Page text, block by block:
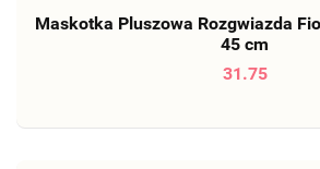
Maskotka Pluszowa Rozgwiazda
45 cm
31.75